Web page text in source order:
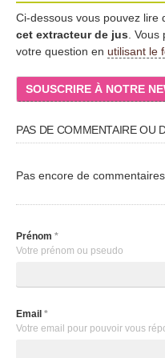
Ci-dessous vous pouvez lire
cet extracteur de jus .
votre question en utilisant le
SOUSCRIRE À NOTRE
PAS DE COMMENTAIRE OU
Pas encore de
Prénom *
Votre prénom ou pseudo
Email *
Votre email pour pouvoir vous